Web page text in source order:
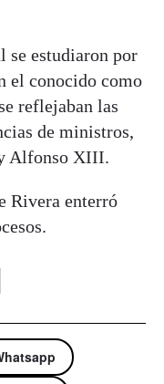
se estudiaron por
el conocido como
reflejaban las
de ministros,
Alfonso XIII.
Rivera enterró